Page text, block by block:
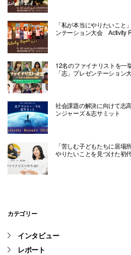
「私が本当にやりたいこと
ンテーション大会 Activity
12名のファイナリストを一
「志」プレゼンテーション
社会課題の解決に向けて志
ンジャーズ＆志サミット
「苦しむ子どもたちに居場
やりたいことを見つけた初
カテゴリー
インタビュー
レポート